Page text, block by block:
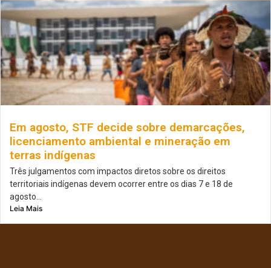
Em agosto, STF decide sobre demarcações,
licenciamento ambiental e mineração em
terras indígenas
Três julgamentos com impactos diretos sobre os direitos
territoriais indígenas devem ocorrer entre os dias 7 e 18 de
agosto...
Leia Mais